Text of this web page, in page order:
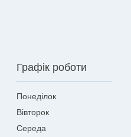
Графік роботи
Понеділок
Вівторок
Середа